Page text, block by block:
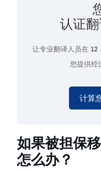
认证
让专业翻译人员在 12
您提供经
计算
如果被担保
怎么办？